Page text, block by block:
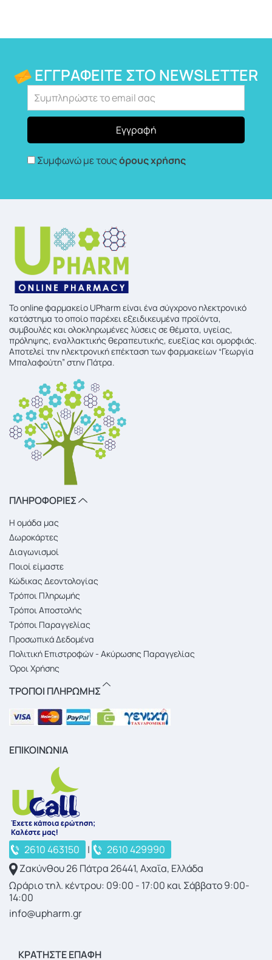
ΕΓΓΡΑΦΕΊΤΕ ΣΤΟ NEWSLETTER
Συμφωνώ με τουςόρους χρήσης
To online φαρμακείο UPharm είναι ένα σύγχρονο ηλεκτρονικό
κατάστημα το οποίο παρέχει εξειδικευμένα προϊόντα,
συμβουλές και ολοκληρωμένες λύσεις σε θέματα, υγείας,
πρόληψης, εναλλακτικής θεραπευτικής, ευεξίας και ομορφιάς.
Αποτελεί την ηλεκτρονική επέκταση των φαρμακείων “Γεωργία
Μπαλαφούτη” στην Πάτρα.
ΠΛΗΡΟΦΟΡΙΕΣ
Η ομάδα μας
Δωροκάρτες
Διαγωνισμοί
Ποιοί είμαστε
Κώδικας Δεοντολογίας
Τρόποι Πληρωμής
Τρόποι Αποστολής
Τρόποι Παραγγελίας
Προσωπικά Δεδομένα
Πολιτική Επιστροφών - Ακύρωσης Παραγγελίας
Όροι Χρήσης
ΤΡΟΠΟΙ ΠΛΗΡΩΜΗΣ
ΕΠΙΚΟΙΝΩΝΙΑ
2610 463150 |
2610 429990
Ζακύνθου 26 Πάτρα 26441, Αχαΐα, Ελλάδα
Ωράριο τηλ. κέντρου: 09:00 - 17:00 και Σάββατο 9:00-
14:00
info@upharm.gr
ΚΡΑΤΉΣΤΕ ΕΠΑΦΉ